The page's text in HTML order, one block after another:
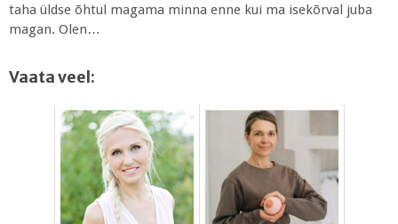
taha üldse õhtul magama minna enne kui ma isekõrval juba
magan. Olen…
Vaata veel: